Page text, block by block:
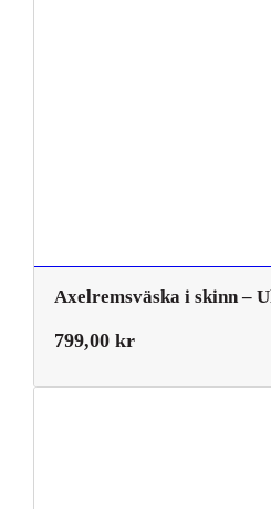
Axelremsväska i skinn –
799,00 kr